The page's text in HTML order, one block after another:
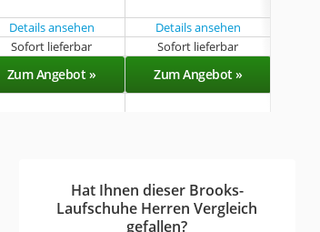
Details ansehen
Details ansehen
Sofort lieferbar Sofort lieferbar
Zum Angebot » Zum Angebot »
Hat Ihnen dieser Brooks-
Laufschuhe Herren Vergleich
gefallen?